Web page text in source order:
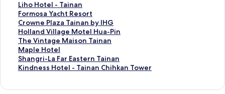
g
的
連
結
a
i
n
a
n
Y
o
n
e
l
T
a
i
n
a
n
n
g
R
e
s
o
r
t
t
e
l
T
a
i
n
a
l
T
a
i
n
a
n
的
a
n
的
連
結
o
w
e
r
H
o
u
s
G
a
r
d
e
n
H
o
n
G
r
a
n
d
H
o
e
s
s
D
a
y
H
o
i
n
H
o
t
e
l
的
n
a
n
C
a
m
b
r
i
n
a
n
H
e
r
e
i
l
k
s
P
l
a
c
Liho Hotel - Tainan
L
i
h
o
H
o
t
e
Formosa Yacht Resort
F
o
r
m
o
s
a
Crowne Plaza Tainan by IHG
C
r
o
w
n
e
Holland Village Motel Hua-Pin
H
o
l
l
a
The Vintage Maison Tainan
T
h
e
V
Maple Hotel
M
a
p
Shangri-La Far Eastern Tainan
S
h
Kindness Hotel - Tainan Chihkan Tower
K